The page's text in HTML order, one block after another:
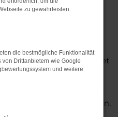
Ihre Wünsche und
ist. Wenn Sie den
sind Sie bei uns
Ihnen, das Modell zu
Lebensstil und Budget
A6 e-tron bieten wir
Services rund um
Prozess erleichtern.
oder eine
zu gewährleisten.
die bestmögliche Funktionalität
von Drittanbietern wie Google
und weitere